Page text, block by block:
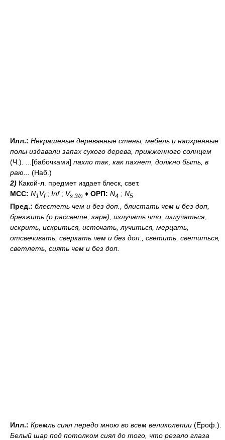
Илл.: Некрашеные деревянные стены, мебель и наохренные
полы издавали запах сухого дерева, прижженного солнцем
(Ч.)
...[бабочками] пахло так, как пахнет, должно быть, в
раю... (Наб.)
2) Какой-л. предмет издает блеск, свет.
МСС: N1 Vf; Inf; Vs 3/n ♦ ОРП: N4 ; N5
Пред.: блестеть чем и без доп. , блистать чем и без доп
брезжить (о рассвете, заре), излучать что , излучаться,
искрить, искриться, источать, лучиться, мерцать,
отсвечивать, сверкать чем и без доп.
, светить, светиться,
светлеть, сиять чем и без доп.
Илл.: Кремль сиял передо мною во всем великолепии (Ероф.).
Белый шар под потолком сиял до того, что резало глаза